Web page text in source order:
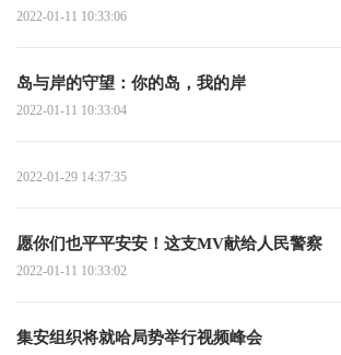
2022-01-11 10:33:06
岛与岸的守望：你的岛，我的岸
2022-01-11 10:33:04
2022-01-29 14:37:35
愿你们也平平安安！这支MV献给人民警察
2022-01-11 10:33:02
集安组织将就哈局势举行视频峰会